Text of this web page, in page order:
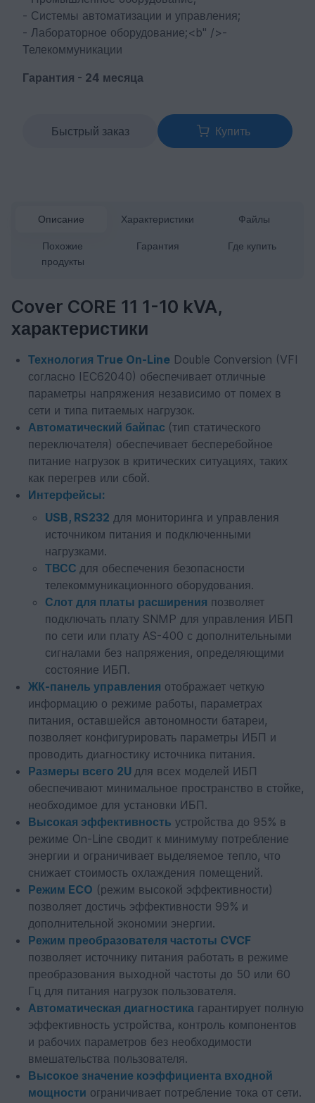
- Системы автоматизации и управления;
- Лабораторное оборудование;<b" />-
Телекоммуникации
Гарантия - 24 месяца
Быстрый заказ Купить
Описание Характеристики Файлы
Похожие
продукты
Гарантия Где купить
Cover CORE 11 1-10 kVA,
характеристики
Технология True On-Line Double Conversion (VFI
согласно IEC62040) обеспечивает отличные
параметры напряжения независимо от помех в
сети и типа питаемых нагрузок.
Автоматический байпас (тип статического
переключателя) обеспечивает бесперебойное
питание нагрузок в критических ситуациях, таких
как перегрев или сбой.
Интерфейсы:
USB, RS232 для мониторинга и управления
источником питания и подключенными
нагрузками.
ТВСС для обеспечения безопасности
телекоммуникационного оборудования.
Слот для платы расширения позволяет
подключать плату SNMP для управления ИБП
по сети или плату AS-400 с дополнительными
сигналами без напряжения, определяющими
состояние ИБП.
ЖК-панель управления отображает четкую
информацию о режиме работы, параметрах
питания, оставшейся автономности батареи,
позволяет конфигурировать параметры ИБП и
проводить диагностику источника питания.
Размеры всего 2U для всех моделей ИБП
обеспечивают минимальное пространство в стойке,
необходимое для установки ИБП.
Высокая эффективность устройства до 95% в
режиме On-Line сводит к минимуму потребление
энергии и ограничивает выделяемое тепло, что
снижает стоимость охлаждения помещений.
Режим ECO (режим высокой эффективности)
позволяет достичь эффективности 99% и
дополнительной экономии энергии.
Режим преобразователя частоты CVCF
позволяет источнику питания работать в режиме
преобразования выходной частоты до 50 или 60
Гц для питания нагрузок пользователя.
Автоматическая диагностика гарантирует полную
эффективность устройства, контроль компонентов
и рабочих параметров без необходимости
вмешательства пользователя.
Высокое значение коэффициента входной
мощности ограничивает потребление тока от сети.